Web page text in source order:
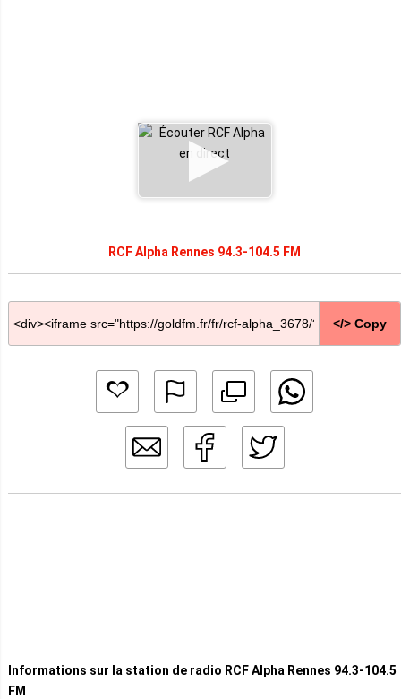
RCF Alpha Rennes 94.3-104.5 FM
</> Copy
Informations sur la station de radio RCF Alpha Rennes 94.3-104.5
FM